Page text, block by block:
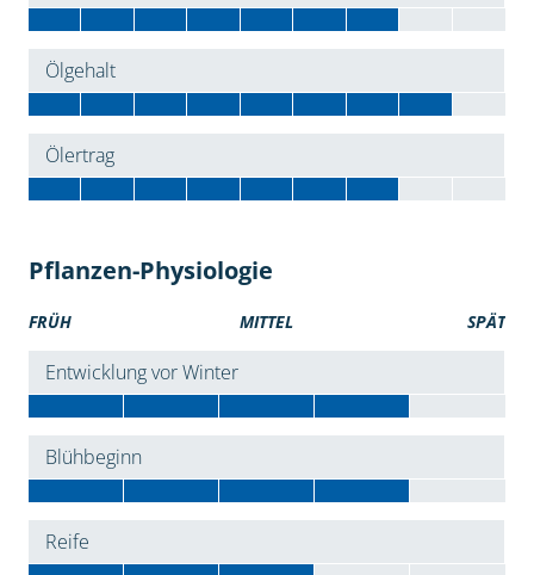
Ölgehalt
Ölertrag
Pflanzen-Physiologie
FRÜH MITTEL SPÄT
Entwicklung vor Winter
Blühbeginn
Reife